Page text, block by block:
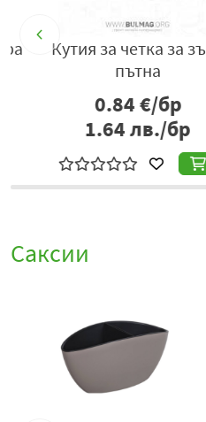
Кутия за четка за зъби
пътна
0.84€/бр
1.64лв./бр
Саксии